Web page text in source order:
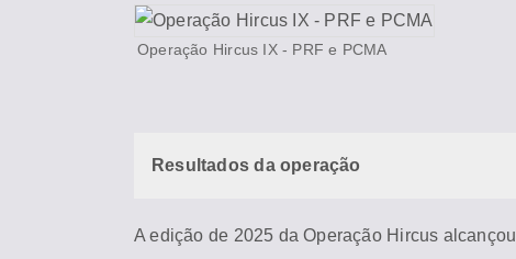
Operação Hircus IX - PRF e PCMA
Resultados da operação
A edição de 2025 da Operação Hircus alcançou